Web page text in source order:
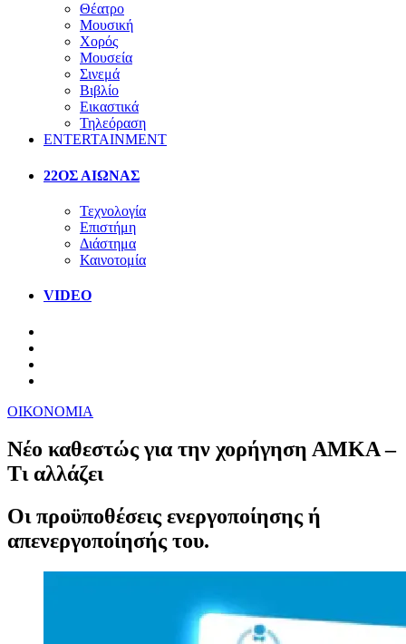
Θέατρο
Μουσική
Χορός
Μουσεία
Σινεμά
Βιβλίο
Εικαστικά
Τηλεόραση
ENTERTAINMENT
22ΟΣ ΑΙΩΝΑΣ
Τεχνολογία
Επιστήμη
Διάστημα
Καινοτομία
VIDEO
ΟΙΚΟΝΟΜΙΑ
Νέο καθεστώς για την χορήγηση ΑΜΚΑ –
Τι αλλάζει
Οι προϋποθέσεις ενεργοποίησης ή
απενεργοποίησής του.